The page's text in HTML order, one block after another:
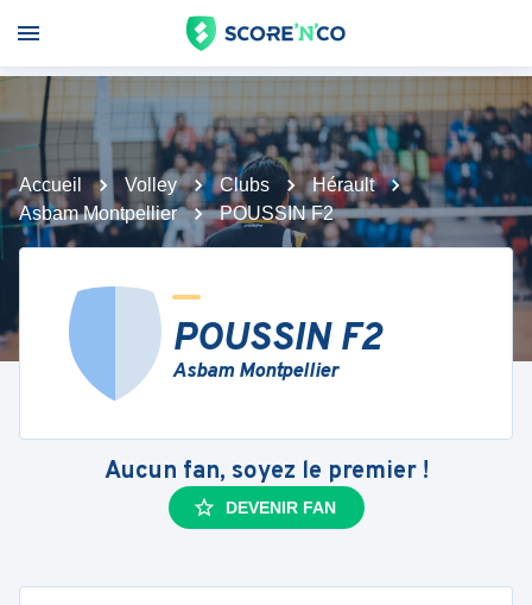
Accueil Volley Clubs
Hérault
Asbam Montpellier
POUSSIN F2
POUSSIN F2
Asbam Montpellier
Aucun fan, soyez le premier !
DEVENIR FAN